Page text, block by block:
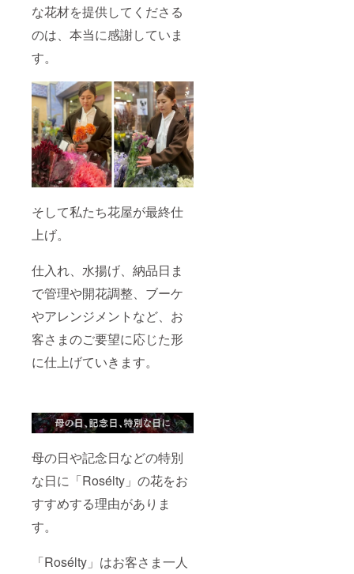
な花材を提供してくださる
のは、本当に感謝していま
す。
そして私たち花屋が最終仕
上げ。
仕入れ、水揚げ、納品日ま
で管理や開花調整、ブーケ
やアレンジメントなど、お
客さまのご要望に応じた形
に仕上げていきます。
母の日や記念日などの特別
な日に「Rosélty」の花をお
すすめする理由がありま
す。
「Rosélty」はお客さま一人